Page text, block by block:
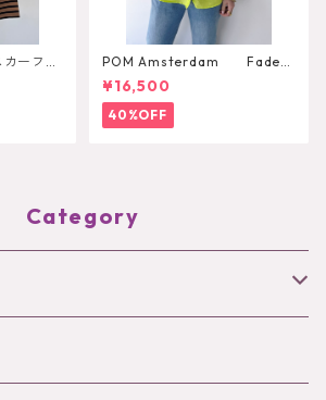
ーフP
POM Amsterdam Faded
Summer Lime Blouse
¥16,500
40%OFF
Category